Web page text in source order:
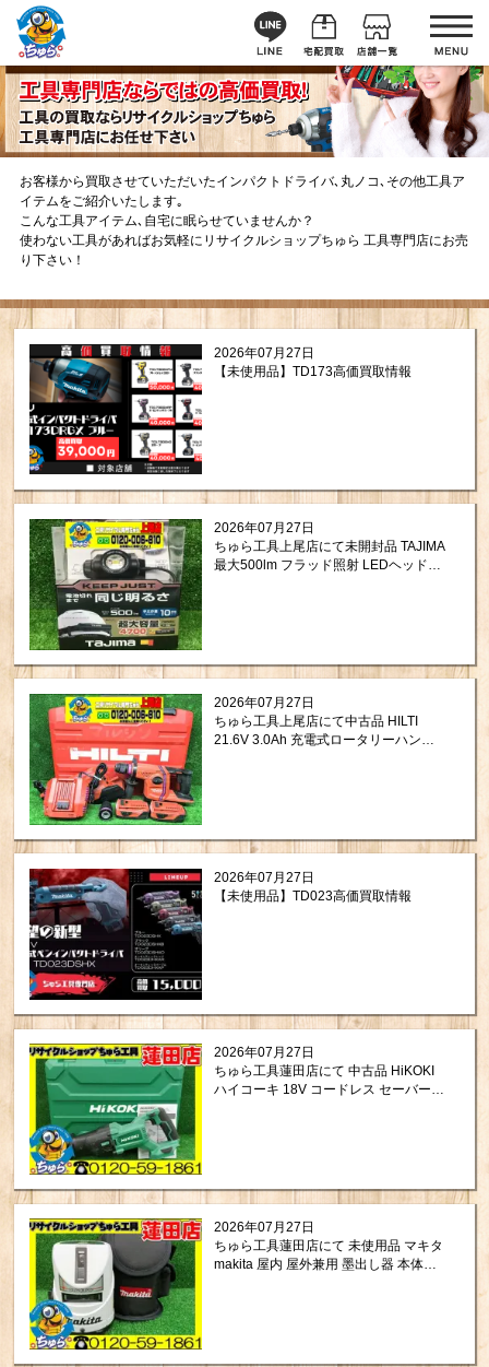
お客様から買取させていただいたインパクトドライバ､丸ノコ､その他工具ア
イテムをご紹介いたします｡
こんな工具アイテム､自宅に眠らせていませんか？
使わない工具があればお気軽にリサイクルショップちゅら 工具専門店にお売
り下さい！
2026年07月27日
【未使用品】TD173高価買取情報
2026年07月27日
ちゅら工具上尾店にて未開封品 TAJIMA
最大500lm フラッド照射 LEDヘッドラ
2026年07月27日
ちゅら工具上尾店にて中古品 HILTI
21.6V 3.0Ah 充電式ロータリーハンマ
2026年07月27日
【未使用品】TD023高価買取情報
2026年07月27日
ちゅら工具蓮田店にて 中古品 HiKOKI
ハイコーキ 18V コードレス セーバーソ
2026年07月27日
ちゅら工具蓮田店にて 未使用品 マキタ
makita 屋内 屋外兼用 墨出し器 本体の